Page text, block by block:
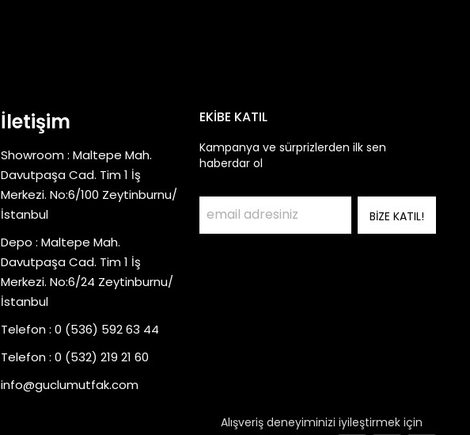
Alışveriş deneyiminizi iyileştirmek için
İletişim
Showroom : Maltepe Mah.
Davutpaşa Cad. Tim 1 İş
Merkezi. No:6/100 Zeytinburnu/
İstanbul
Depo : Maltepe Mah.
Davutpaşa Cad. Tim 1 İş
Merkezi. No:6/24 Zeytinburnu/
İstanbul
Telefon : 0 (536) 592 63 44
Telefon : 0 (532) 219 21 60
info@guclumutfak.com
EKİBE KATIL
Kampanya ve sürprizlerden ilk sen
haberdar ol
BİZE KATIL!